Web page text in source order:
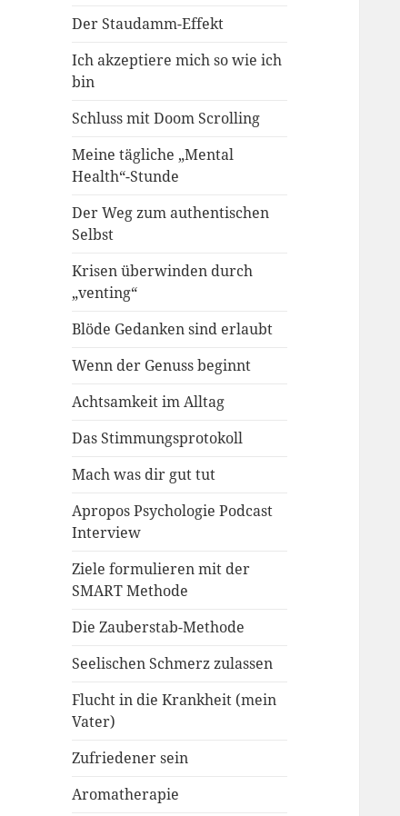
Der Staudamm-Effekt
Ich akzeptiere mich so wie ich
bin
Schluss mit Doom Scrolling
Meine tägliche „Mental
Health“-Stunde
Der Weg zum authentischen
Selbst
Krisen überwinden durch
„venting“
Blöde Gedanken sind erlaubt
Wenn der Genuss beginnt
Achtsamkeit im Alltag
Das Stimmungsprotokoll
Mach was dir gut tut
Apropos Psychologie Podcast
Interview
Ziele formulieren mit der
SMART Methode
Die Zauberstab-Methode
Seelischen Schmerz zulassen
Flucht in die Krankheit (mein
Vater)
Zufriedener sein
Aromatherapie